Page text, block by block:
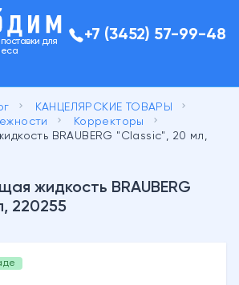
для
+7 (3452) 57-99-48
keyboard_arrow_right КАНЦЕЛЯРСКИЕ ТОВАРЫ keyboard_arrow_right
keyboard_arrow_right Корректоры keyboard_arrow_right
BRAUBERG "Classic", 20 мл,
жидкость BRAUBERG
220255